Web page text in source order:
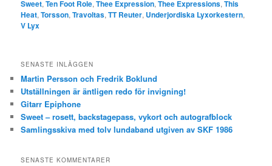
Sweet,Ten Foot Role,Thee Expression,Thee Expressions,This
Heat,Torsson,Travoltas,TT Reuter, Underjordiska Lyxorkestern,
V Lyx
SENASTE INLÄGGEN
Martin Persson och Fredrik Boklund
Utställningen är äntligen redo för invigning!
Gitarr Epiphone
Sweet – rosett, backstagepass, vykort och autografblock
Samlingsskiva med tolv lundaband utgiven av SKF 1986
SENASTE KOMMENTARER